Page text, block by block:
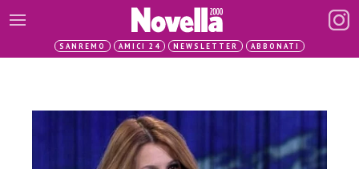
SANREMO AMICI 24 NEWSLETTER ABBONATI